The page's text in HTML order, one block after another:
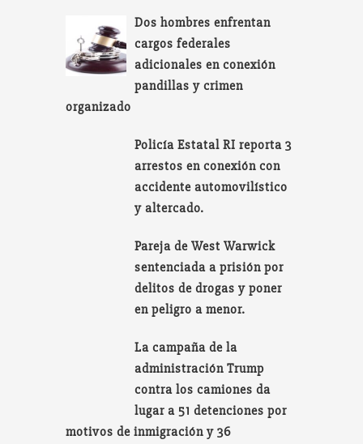
Dos hombres enfrentan
cargos federales
adicionales en conexión
pandillas y crimen
organizado
Policía Estatal RI reporta 3
arrestos en conexión con
accidente automovilístico
y altercado.
Pareja de West Warwick
sentenciada a prisión por
delitos de drogas y poner
en peligro a menor.
La campaña de la
administración Trump
contra los camiones da
lugar a 51 detenciones por
motivos de inmigración y 36